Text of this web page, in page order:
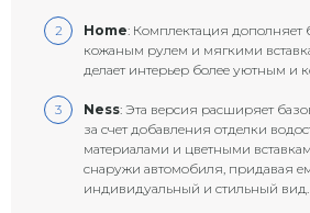
Home: Комплектация
кожаным рулем и мягкими
делает интерьер более уютным и
Ness: Эта версия расширяет
за счет добавления отделки
материалами и цветными
снаружи автомобиля, придавая
индивидуальный и стильный вид.